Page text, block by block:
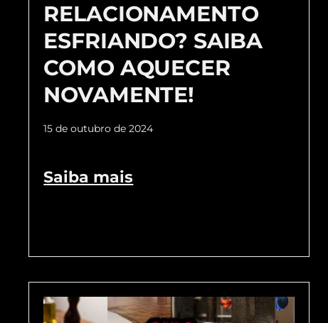
RELACIONAMENTO
ESFRIANDO? SAIBA
COMO AQUECER
NOVAMENTE!
15 de outubro de 2024
Saiba mais